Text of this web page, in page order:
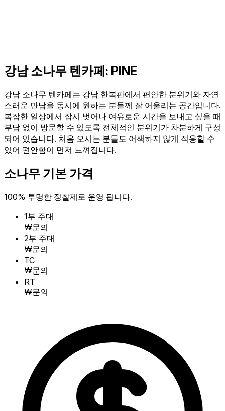
강남 소나무 텐카페: PINE
강남 소나무 텐카페는 강남 한복판에서 편안한 분위기와 자연
스러운 만남을 동시에 원하는 분들께 잘 어울리는 공간입니다.
복잡한 일상에서 잠시 벗어나 여유로운 시간을 보내고 싶을 때
부담 없이 방문할 수 있도록 전체적인 분위기가 차분하게 구성
되어 있습니다. 처음 오시는 분들도 어색하지 않게 적응할 수
있어 편안함이 먼저 느껴집니다.
소나무 기본 가격
100% 투명한 정찰제로 운영 됩니다.
1부 주대
₩문의
2부 주대
₩문의
TC
₩문의
RT
₩문의